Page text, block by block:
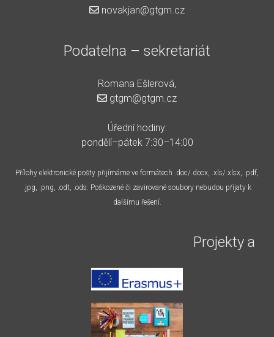
novakjan@gtgm.cz
Podatelna – sekretariát
Romana Ešlerová,
gtgm@gtgm.cz
Úřední hodiny:
pondělí–pátek 7:30–14:00
Přílohy elektronické pošty přijímáme ve formátech .doc/.docx, .xls/.xlsx, .pdf,
.jpg, .png, .odt, .ods. Poškozené či zavirované soubory nebudou přijaty k
dalšímu řešení.
Projekty a